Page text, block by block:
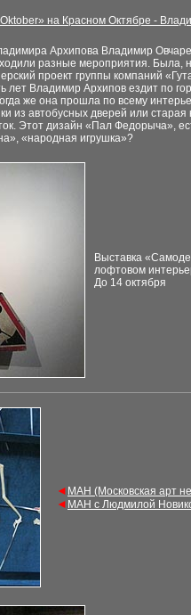
на Красном Октябре -
Архипова Владимир
разные мероприятия. Была,
проект группы компаний
лет Владимир Архипов ездит по
же она прошла по всему
из автобусных дверей или
Этот дизайн «Пал Федорыча»,
«народная игрушка»?
Выставка
лофтовом
До 14 октября
◄ МАН (Московская арт
◄ МАН с Людмилой